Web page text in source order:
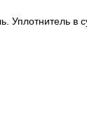
Уплотнитель